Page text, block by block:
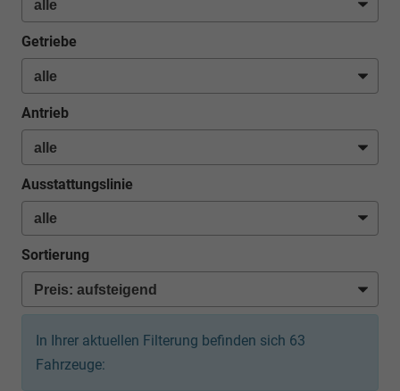
Getriebe
Antrieb
Ausstattungslinie
Sortierung
In Ihrer aktuellen Filterung befinden sich 63
Fahrzeuge: